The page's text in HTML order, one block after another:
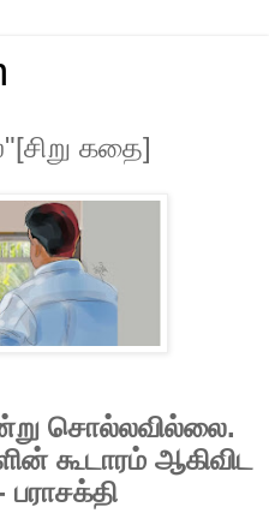
கதை]
சொல்லவில்லை.
கூடாரம் ஆகிவிட
பராசக்தி